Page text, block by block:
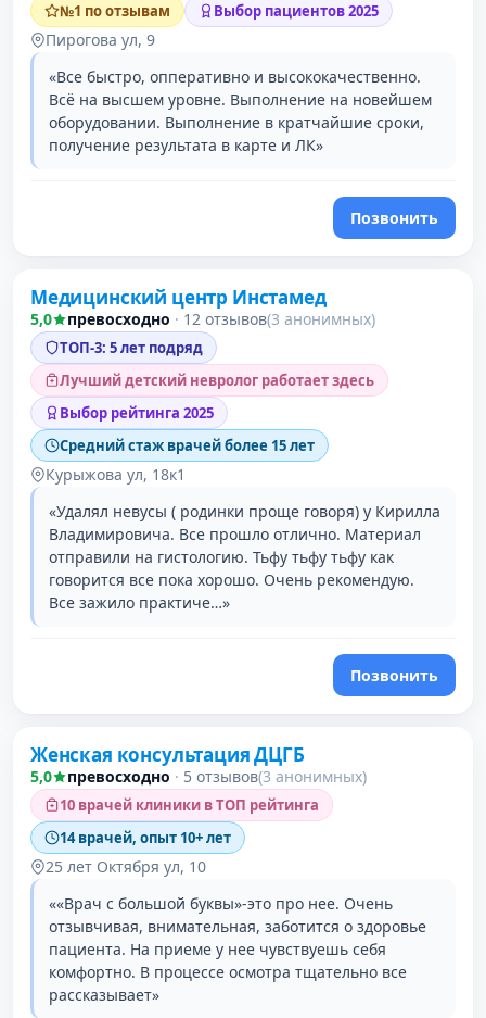
№1 по отзывам
Выбор пациентов 2025
Пирогова ул, 9
«Все быстро, опперативно и высококачественно.
Всё на высшем уровне. Выполнение на новейшем
оборудовании. Выполнение в кратчайшие сроки,
получение результата в карте и ЛК»
Позвонить
2 место в рейтинге
Медицинский центр Инстамед
5,0 превосходно · 12 отзывов(3 анонимных)
ТОП-3: 5 лет подряд
Лучший детский невролог работает здесь
Выбор рейтинга 2025
Средний стаж врачей более 15 лет
Курыжова ул, 18к1
«Удалял невусы ( родинки проще говоря) у Кирилла
Владимировича. Все прошло отлично. Материал
отправили на гистологию. Тьфу тьфу тьфу как
говорится все пока хорошо. Очень рекомендую.
Все зажило практиче…»
Позвонить
3 место в рейтинге
Женская консультация ДЦГБ
5,0 превосходно · 5 отзывов(3 анонимных)
10 врачей клиники в ТОП рейтинга
14 врачей, опыт 10+ лет
25 лет Октября ул, 10
««Врач с большой буквы»-это про нее. Очень
отзывчивая, внимательная, заботится о здоровье
пациента. На приеме у нее чувствуешь себя
комфортно. В процессе осмотра тщательно все
рассказывает»